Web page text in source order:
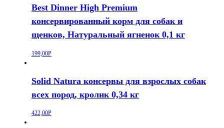
Best Dinner High Premium
консервированный корм для собак и
щенков, Натуральный ягненок 0,1 кг
199,00Р
Solid Natura консервы для взрослых собак
всех пород, кролик 0,34 кг
422,00Р